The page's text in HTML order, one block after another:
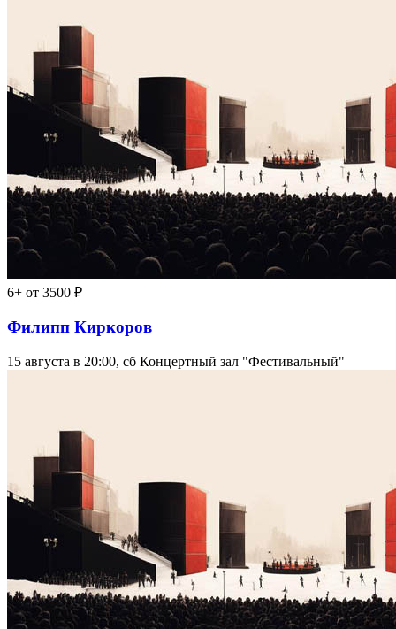
6+ от 3500 ₽
Филипп Киркоров
15 августа в 20:00, сб Концертный зал "Фестивальный"